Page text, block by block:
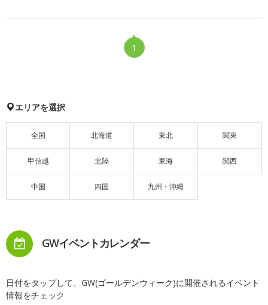
1
エリアを選択
全国 北海道 東北 関東
甲信越 北陸 東海 関西
中国 四国 九州・沖縄
GWイベントカレンダー
日付をタップして、GW(ゴールデンウィーク)に開催されるイベント
情報をチェック